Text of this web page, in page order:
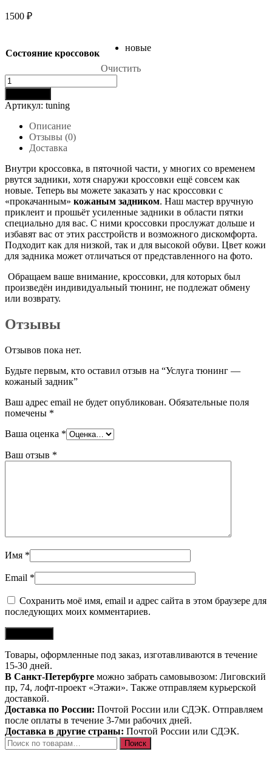
1500 ₽
Состояние кроссовок
новые
Очистить
Количество
товара
Услуга
тюнинг
кожаный
задник
Артикул: tuning
Описание
Отзывы (0)
Доставка
Внутри кроссовка, в пяточной части, у многих со временем
рвутся задники, хотя снаружи кроссовки ещё совсем как
новые. Теперь вы можете заказать у нас кроссовки с
«прокачанным» кожаным задником. Наш мастер вручную
приклеит и прошьёт усиленные задники в области пятки
специально для вас. С ними кроссовки прослужат дольше и
избавят вас от этих расстройств и возможного дискомфорта.
Подходит как для низкой, так и для высокой обуви. Цвет кожи
для задника может отличаться от представленного на фото.
Обращаем ваше внимание, кроссовки, для которых был
произведён индивидуальный тюнинг, не подлежат обмену
или возврату.
Отзывы
Отзывов пока нет.
Будьте первым, кто оставил отзыв на “Услуга тюнинг —
кожаный задник”
Ваш адрес email не будет опубликован. Обязательные поля
помечены *
Ваша оценка *
Ваш отзыв *
Имя *
Email *
Сохранить моё имя, email и адрес сайта в этом браузере для
последующих моих комментариев.
Товары, оформленные под заказ, изготавливаются в течение
15-30 дней.
В Санкт-Петербурге можно забрать самовывозом: Лиговский
пр, 74, лофт-проект «Этажи». Также отправляем курьерской
доставкой.
Доставка по России: Почтой России или СДЭК. Отправляем
после оплаты в течение 3-7ми рабочих дней.
Доставка в другие страны: Почтой России или СДЭК.
Искать:
Поиск